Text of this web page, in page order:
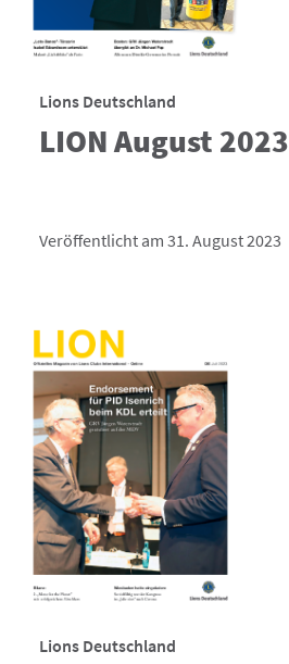
Lions Deutschland
LION August 2023
Veröffentlicht am 31. August 2023
Lions Deutschland